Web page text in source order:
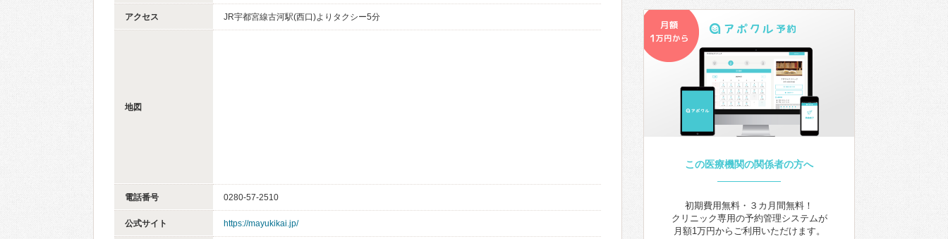
アクセス JR宇都宮線古河駅(西口)よりタクシー5分
地図
電話番号 0280-57-2510
公式サイト https://mayukikai.jp/
この医療機関の関係者の方へ
初期費用無料・３カ月間無料！
クリニック専用の予約管理システムが
月額1万円からご利用いただけます。